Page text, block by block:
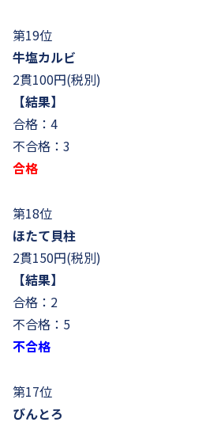
第19位
牛塩カルビ
2貫100円(税別)
【結果】
合格：4
不合格：3
合格
第18位
ほたて貝柱
2貫150円(税別)
【結果】
合格：2
不合格：5
不合格
第17位
びんとろ